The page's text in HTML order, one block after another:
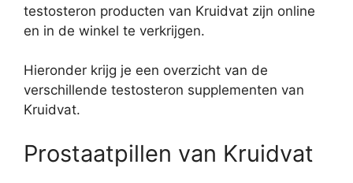
testosteron producten van Kruidvat zijn online
en in de winkel te verkrijgen.
Hieronder krijg je een overzicht van de
verschillende testosteron supplementen van
Kruidvat.
Prostaatpillen van Kruidvat